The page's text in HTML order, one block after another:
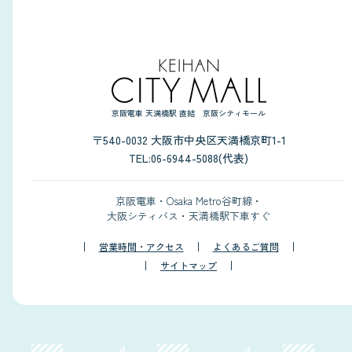
京阪電車 天満橋駅 直結 京阪シティモール
〒540-0032 大阪市中央区天満橋京町1-1
TEL:06-6944-5088(代表)
京阪電車・Osaka Metro谷町線・
大阪シティバス・天満橋駅下車すぐ
営業時間・アクセス
よくあるご質問
サイトマップ